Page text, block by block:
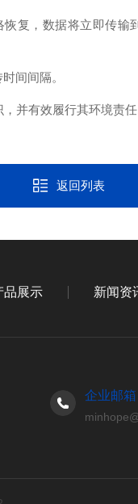
，数据将立即传输
间间隔。
并有效履行其环境责任
返回列表
品展示 新闻资
企业邮箱